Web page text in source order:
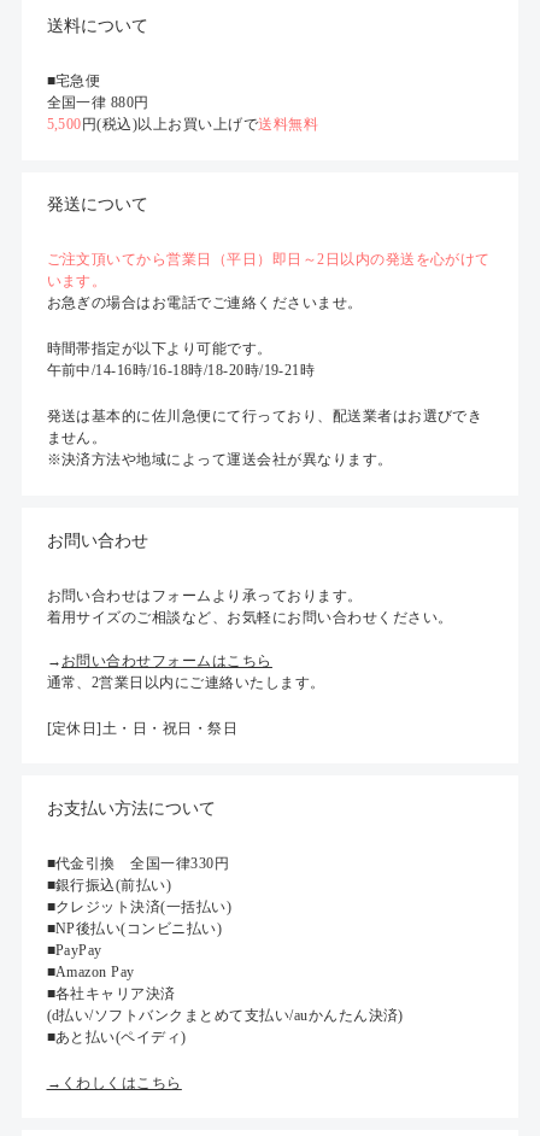
送料について
■宅急便
全国一律 880円
5,500 円(税込)以上お買い上げで送料無料
発送について
ご注文頂いてから営業日（平日）即日～2日以内の発送を心がけて
います。
お急ぎの場合はお電話でご連絡くださいませ。
時間帯指定が以下より可能です。
午前中/14-16時/16-18時/18-20時/19-21時
発送は基本的に佐川急便にて行っており、配送業者はお選びでき
ません。
※決済方法や地域によって運送会社が異なります。
お問い合わせ
お問い合わせはフォームより承っております。
着用サイズのご相談など、お気軽にお問い合わせください。
→ お問い合わせフォームはこちら
通常、2営業日以内にご連絡いたします。
[定休日]土・日・祝日・祭日
お支払い方法について
■代金引換 全国一律330円
■銀行振込(前払い)
■クレジット決済(一括払い)
■NP後払い(コンビニ払い)
■PayPay
■Amazon Pay
■各社キャリア決済
(d払い/ソフトバンクまとめて支払い/auかんたん決済)
■あと払い(ペイディ)
→くわしくはこちら